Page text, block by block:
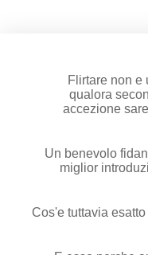
Flirtare non e
qualora
accezione
Un benevolo
miglior
Cos'e tuttavia